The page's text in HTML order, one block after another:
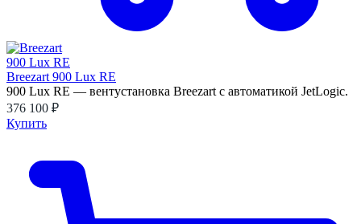
Breezart 900 Lux RE
900 Lux RE — вентустановка Breezart с автоматикой JetLogic.
376 100 ₽
Купить